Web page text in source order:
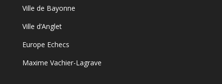
Ville de Bayonne
Ville d’Anglet
Europe Echecs
Maxime Vachier-Lagrave